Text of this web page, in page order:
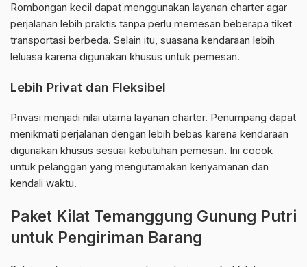
Rombongan kecil dapat menggunakan layanan charter agar
perjalanan lebih praktis tanpa perlu memesan beberapa tiket
transportasi berbeda. Selain itu, suasana kendaraan lebih
leluasa karena digunakan khusus untuk pemesan.
Lebih Privat dan Fleksibel
Privasi menjadi nilai utama layanan charter. Penumpang dapat
menikmati perjalanan dengan lebih bebas karena kendaraan
digunakan khusus sesuai kebutuhan pemesan. Ini cocok
untuk pelanggan yang mengutamakan kenyamanan dan
kendali waktu.
Paket Kilat Temanggung Gunung Putri
untuk Pengiriman Barang